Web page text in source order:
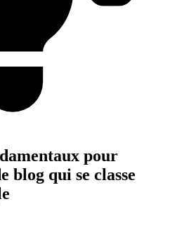
pour
blog qui se classe